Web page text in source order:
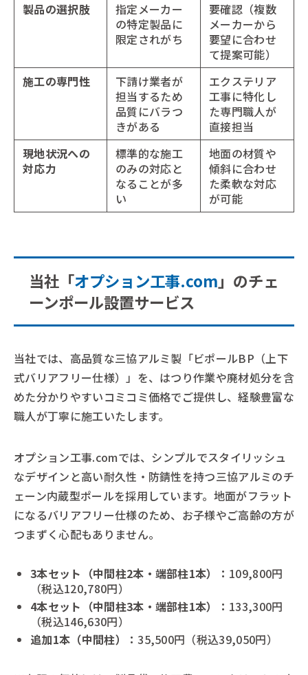
製品の選択肢
指定メーカー
の特定製品に
限定されがち
要確認（複数
メーカーから
要望に合わせ
て提案可能）
施工の専門性
下請け業者が
担当するため
品質にバラつ
きがある
エクステリア
工事に特化し
た専門職人が
直接担当
現地状況への
対応力
標準的な施工
のみの対応と
なることが多
い
地面の材質や
傾斜に合わせ
た柔軟な対応
が可能
当社「オプション工事.com」のチェ
ーンポール設置サービス
当社では、高品質な三協アルミ製「ビポールBP（上下
式バリアフリー仕様）」を、はつり作業や廃材処分を含
めた分かりやすいコミコミ価格でご提供し、経験豊富な
職人が丁寧に施工いたします。
オプション工事.comでは、シンプルでスタイリッシュ
なデザインと高い耐久性・防錆性を持つ三協アルミのチ
ェーン内蔵型ポールを採用しています。地面がフラット
になるバリアフリー仕様のため、お子様やご高齢の方が
つまずく心配もありません。
3本セット（中間柱2本・端部柱1本）： 109,800円
（税込120,780円）
4本セット（中間柱3本・端部柱1本）： 133,300円
（税込146,630円）
追加1本（中間柱）：35,500円（税込39,050円）